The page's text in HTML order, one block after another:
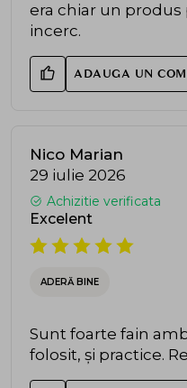
era chiar un produs
incerc.
ADAUGA UN
Nico Marian
29 iulie 2026
Achizitie verificata
Excelent
ADERĂ BINE
Sunt foarte fain
folosit, și practice.